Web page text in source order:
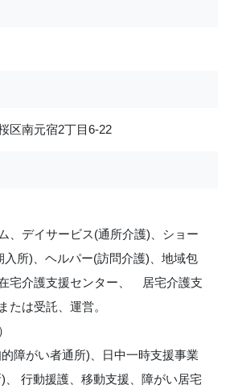
区南元宿2丁目6-22
、デイサービス(通所介護)、ショー
入所)、ヘルパー(訪問介護)、地域包
宅介護支援センター、 居宅介護支
たは受託、運営。
障がい者通所)、日中一時支援事業
、 行動援護、移動支援、障がい居宅